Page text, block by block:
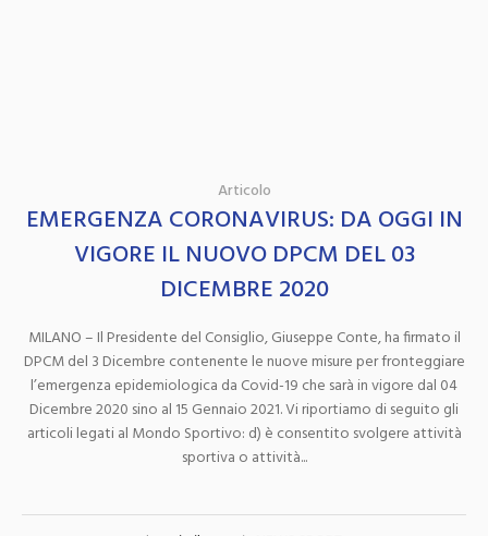
Articolo
EMERGENZA CORONAVIRUS: DA OGGI IN
VIGORE IL NUOVO DPCM DEL 03
DICEMBRE 2020
MILANO – Il Presidente del Consiglio, Giuseppe Conte, ha firmato il
DPCM del 3 Dicembre contenente le nuove misure per fronteggiare
l’emergenza epidemiologica da Covid-19 che sarà in vigore dal 04
Dicembre 2020 sino al 15 Gennaio 2021. Vi riportiamo di seguito gli
articoli legati al Mondo Sportivo: d) è consentito svolgere attività
sportiva o attività...